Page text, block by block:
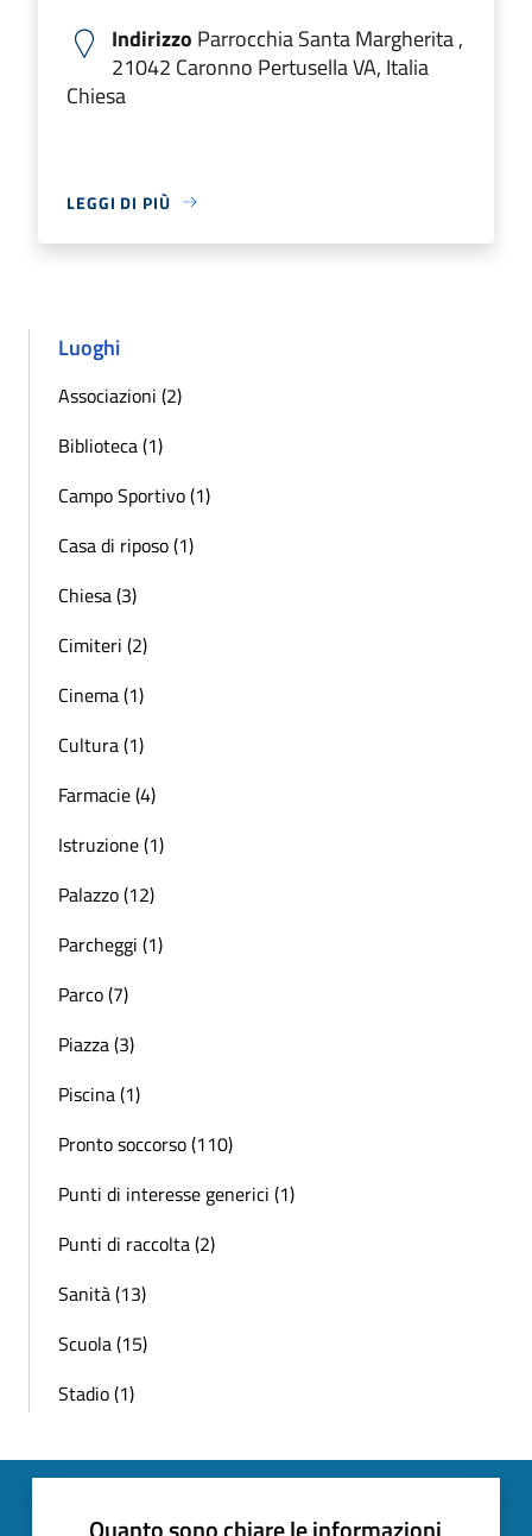
Indirizzo Parrocchia Santa Margherita ,
21042 Caronno Pertusella VA, Italia
Chiesa
LEGGI DI PIÙ
Luoghi
Associazioni (2)
Biblioteca (1)
Campo Sportivo (1)
Casa di riposo (1)
Chiesa (3)
Cimiteri (2)
Cinema (1)
Cultura (1)
Farmacie (4)
Istruzione (1)
Palazzo (12)
Parcheggi (1)
Parco (7)
Piazza (3)
Piscina (1)
Pronto soccorso (110)
Punti di interesse generici (1)
Punti di raccolta (2)
Sanità (13)
Scuola (15)
Stadio (1)